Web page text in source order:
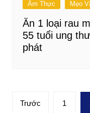
Ẩm Thực Mẹo
Ăn 1 loại rau
55 tuổi ung
phát
Phân
Trước 1